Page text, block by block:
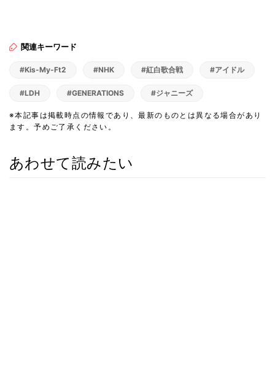
関連キーワード
#Kis-My-Ft2 #NHK #紅白歌合戦 #アイドル
#LDH #GENERATIONS #ジャニーズ
※本記事は掲載時点の情報であり、最新のものとは異なる場合があり
ます。予めご了承ください。
あわせて読みたい